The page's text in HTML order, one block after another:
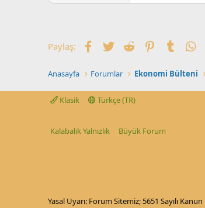
Paylaş: Facebook
TwitterReddit PinterestTumblr
Anasayfa Forumlar Ekonomi Bülteni
Klasik Türkçe (TR)
Kalabalık Yalnızlık Büyük Forum
Yasal Uyarı: Forum Sitemiz; 5651 Sayılı